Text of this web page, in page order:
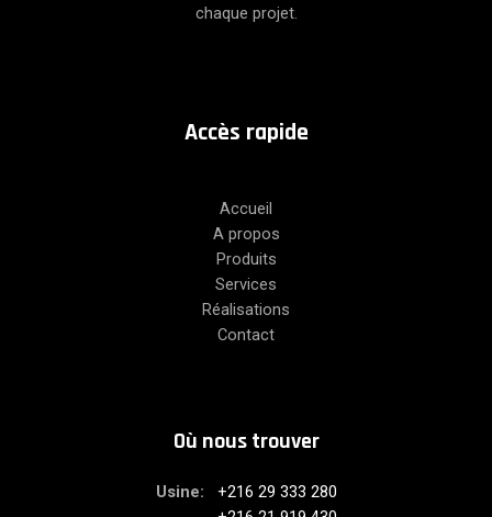
chaque projet.
Accès rapide
Accueil
A propos
Produits
Services
Réalisations
Contact
Où nous trouver
Usine:
+216 29 333 280